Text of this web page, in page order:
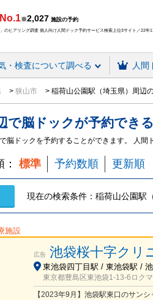
※2,027 施設の予約
のヒアリング調査 個人向け人間ドック予約サービス検索上位3サイト／22年
・検査について調べる 人間
狭山市 稲荷山公園駅（埼玉県）周辺
で脳ドックが予約できる
脳ドックを予約することができます。 人
標準 予約数順 更新順
現在の検索条件： 稲荷山公園駅
施設
広告 池袋桜十字クリ
東池袋四丁目駅 / 東池袋駅 /
東京都豊島区東池袋1-13-6ロク
【2023年9月】池袋駅東口のサン